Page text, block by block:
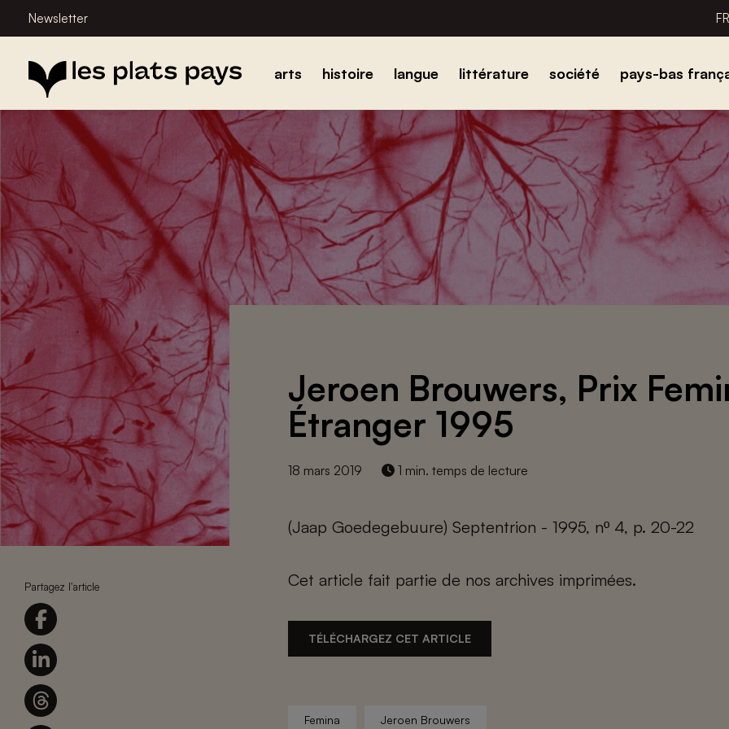
Newsletter
arts histoire langue littérature société pays-bas
Partagez l'article
Jeroen Brouwers, Prix
Étranger 1995
18 mars 2019 1 min. temps de lecture
(Jaap Goedegebuure) Septentrion - 1995, nº 4, p. 20-22
Cet article fait partie de nos archives imprimées.
TÉLÉCHARGEZ CET ARTICLE
Femina Jeroen Brouwers